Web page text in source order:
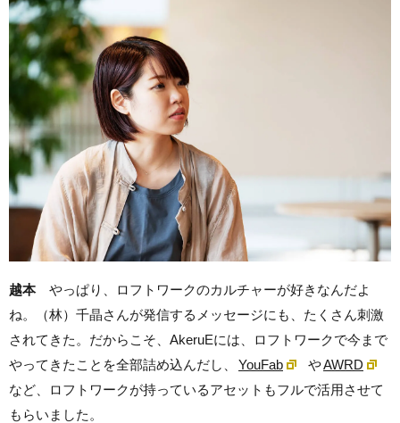
越本やっぱり、ロフトワークのカルチャーが好きなんだよ
ね。（林）千晶さんが発信するメッセージにも、たくさん刺激
されてきた。だからこそ、AkeruEには、ロフトワークで今まで
やってきたことを全部詰め込んだし、
YouFab やAWRD
など、ロフトワークが持っているアセットもフルで活用させて
もらいました。